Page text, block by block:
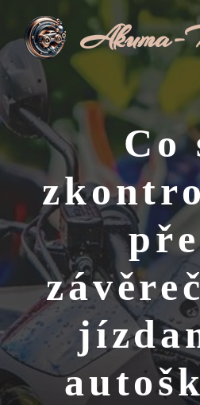
obsah
Akuma-
Co